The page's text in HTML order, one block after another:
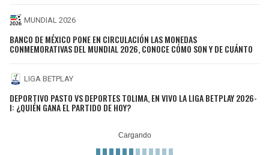
MUNDIAL 2026
BANCO DE MÉXICO PONE EN CIRCULACIÓN LAS MONEDAS
CONMEMORATIVAS DEL MUNDIAL 2026, CONOCE CÓMO SON Y DE CUÁNTO
LIGA BETPLAY
DEPORTIVO PASTO VS DEPORTES TOLIMA, EN VIVO LA LIGA BETPLAY 2026-
I: ¿QUIÉN GANA EL PARTIDO DE HOY?